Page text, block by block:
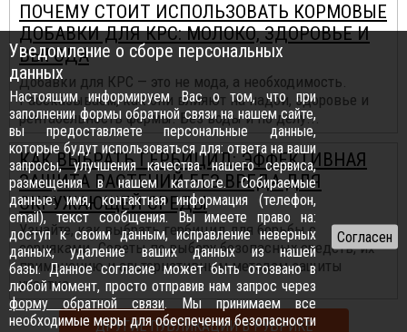
ПОЧЕМУ СТОИТ ИСПОЛЬЗОВАТЬ КОРМОВЫЕ
ДОБАВКИ ДЛЯ КРС: МОЛОКО, ЗДОРОВЬЕ И
ВЫГОДА
Добавки для КРС — это не мода, а необходимость.
Рассказываем, как они влияют на надои, здоровье и
рентабельность фермы. Без воды и по делу...
КАК ВЫБРАТЬ ГЕРБИЦИД: ЭФФЕКТИВНАЯ
ЗАЩИТА РАСТЕНИЙ БЕЗ ВРЕДА ДЛЯ
ОКРУЖАЮЩЕЙ СРЕДЫ
Узнайте, как выбрать гербицид для борьбы с
сорняками. Советы по выбору безопасных средств, их
применению и альтернативным методам защиты
участка...
ДРУГИЕ ПУБЛИКАЦИИ В РУБРИКЕ
Уведомление о сборе персональных
данных
Настоящим информируем Вас о том, что при
заполнении формы обратной связи на нашем сайте,
вы предоставляете персональные данные,
которые будут использоваться для: ответа на ваши
запросы, улучшения качества нашего сервиса,
размещения в нашем каталоге. Собираемые
данные: имя, контактная информация (телефон,
email), текст сообщения. Вы имеете право на:
доступ к своим данным, исправление неверных
данных, удаление ваших данных из нашей
базы. Данное согласие может быть отозвано в
любой момент, просто отправив нам запрос через
форму обратной связи. Мы принимаем все
необходимые меры для обеспечения безопасности